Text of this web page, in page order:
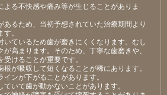
よる不快感や痛み等が生じることがありま
あるため、当初予想されていた治療期間より
。
いているため歯が磨きにくくなります。むし
高まります。そのため、丁寧な歯磨きや、
けることが重要です。
根が吸収して短くなることが稀にあります。
ンが下がることがあります。
ていて歯が動かないことがあります。